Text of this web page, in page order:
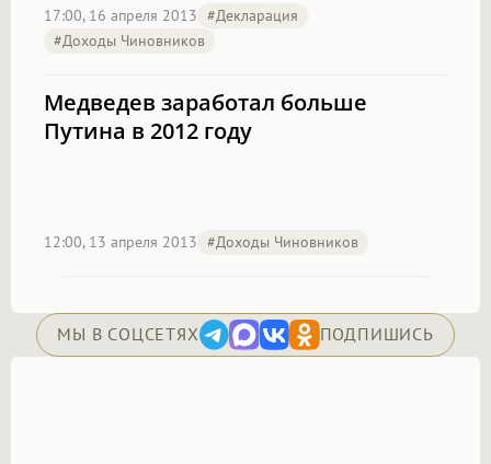
17:00, 16 апреля 2013 #декларация
#доходы Чиновников
Медведев заработал больше
Путина в 2012 году
12:00, 13 апреля 2013 #доходы Чиновников
МЫ В СОЦСЕТЯХ ПОДПИШИСЬ